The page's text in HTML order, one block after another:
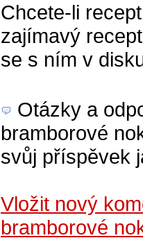
Chcete-li
zajímavý
se s ním v
Otázky a
bramborové
svůj příspěvek
Vložit nový
bramborové